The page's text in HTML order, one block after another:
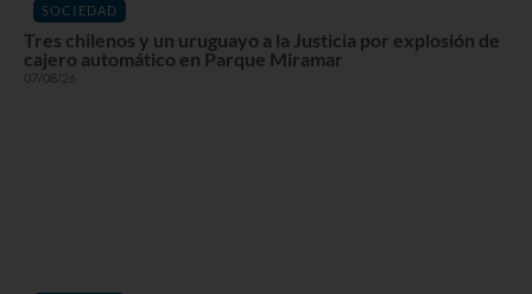
SOCIEDAD
Tres chilenos y un uruguayo a la Justicia por explosión de
cajero automático en Parque Miramar
07/08/26